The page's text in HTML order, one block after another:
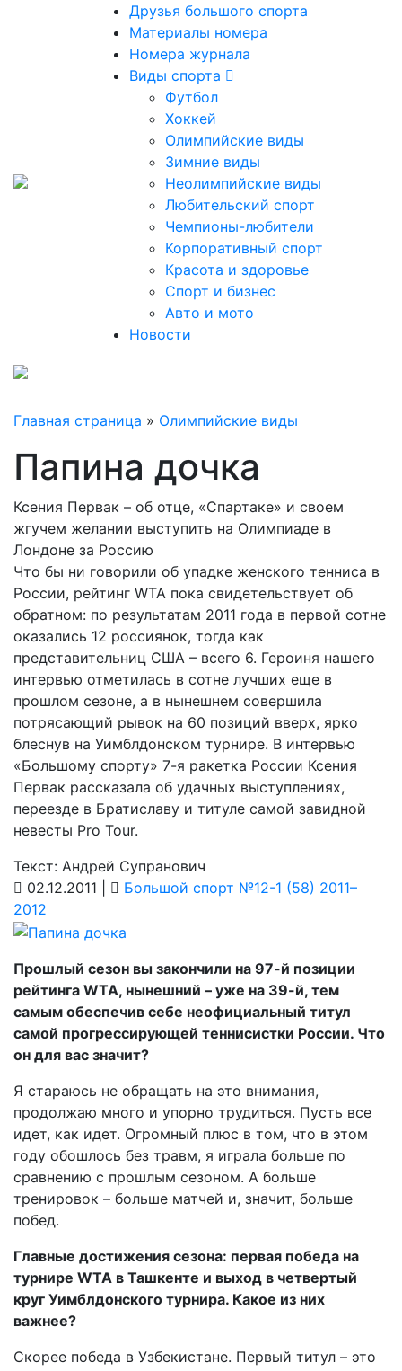
Друзья большого спорта
Материалы номера
Номера журнала
Виды спорта
Футбол
Хоккей
Олимпийские виды
Зимние виды
Неолимпийские виды
Любительский спорт
Чемпионы-любители
Корпоративный спорт
Красота и здоровье
Спорт и бизнес
Авто и мото
Новости
Главная страница » Олимпийские виды
Папина дочка
Ксения Первак – об отце, «Спартаке» и своем
жгучем желании выступить на Олимпиаде в
Лондоне за Россию
Что бы ни говорили об упадке женского тенниса в
России, рейтинг WTA пока свидетельствует об
обратном: по результатам 2011 года в первой сотне
оказались 12 россиянок, тогда как
представительниц США – всего 6. Героиня нашего
интервью отметилась в сотне лучших еще в
прошлом сезоне, а в нынешнем совершила
потрясающий рывок на 60 позиций вверх, ярко
блеснув на Уимблдонском турнире. В интервью
«Большому спорту» 7-я ракетка России Ксения
Первак рассказала об удачных выступлениях,
переезде в Братиславу и титуле самой завидной
невесты Pro Tour.
Текст: Андрей Супранович
02.12.2011 |
Большой спорт №12-1 (58) 2011–
2012
Прошлый сезон вы закончили на 97-й позиции
рейтинга WTA, нынешний – уже на 39-й, тем
самым обеспечив себе неофициальный титул
самой прогрессирующей теннисистки России. Что
он для вас значит?
Я стараюсь не обращать на это внимания,
продолжаю много и упорно трудиться. Пусть все
идет, как идет. Огромный плюс в том, что в этом
году обошлось без травм, я играла больше по
сравнению с прошлым сезоном. А больше
тренировок – больше матчей и, значит, больше
побед.
Главные достижения сезона: первая победа на
турнире WTA в Ташкенте и выход в четвертый
круг Уимблдонского турнира. Какое из них
важнее?
Скорее победа в Узбекистане. Первый титул – это